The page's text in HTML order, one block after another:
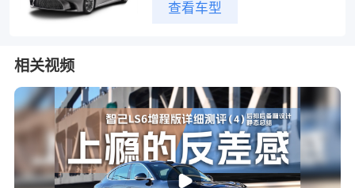
查看车型
相关视频